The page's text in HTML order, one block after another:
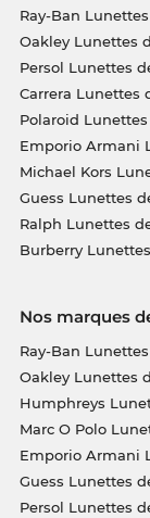
Ray-Ban
Oakley Lunettes
Persol Lunettes
Carrera Lunettes
Polaroid
Emporio Armani
Michael Kors
Guess Lunettes
Ralph Lunettes
Burberry
Nos marques
Ray-Ban
Oakley Lunettes
Humphreys
Marc O Polo
Emporio Armani
Guess Lunettes
Persol Lunettes